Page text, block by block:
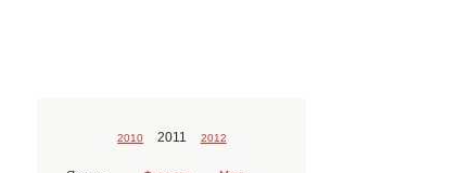
2010 2011 2012